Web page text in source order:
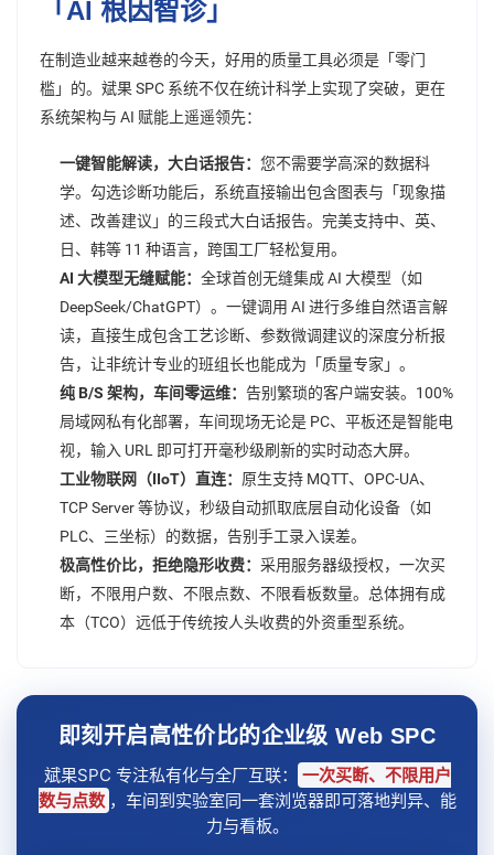
「AI 根因智诊」
在制造业越来越卷的今天，好用的质量工具必须是「零门
槛」的。斌果 SPC 系统不仅在统计科学上实现了突破，更在
系统架构与 AI 赋能上遥遥领先：
一键智能解读，大白话报告： 您不需要学高深的数据科
学。勾选诊断功能后，系统直接输出包含图表与「现象描
述、改善建议」的三段式大白话报告。完美支持中、英、
日、韩等 11 种语言，跨国工厂轻松复用。
AI 大模型无缝赋能： 全球首创无缝集成 AI 大模型（如
DeepSeek/ChatGPT）。一键调用 AI 进行多维自然语言解
读，直接生成包含工艺诊断、参数微调建议的深度分析报
告，让非统计专业的班组长也能成为「质量专家」。
纯 B/S 架构，车间零运维： 告别繁琐的客户端安装。100%
局域网私有化部署，车间现场无论是 PC、平板还是智能电
视，输入 URL 即可打开毫秒级刷新的实时动态大屏。
工业物联网（IIoT）直连： 原生支持 MQTT、OPC-UA、
TCP Server 等协议，秒级自动抓取底层自动化设备（如
PLC、三坐标）的数据，告别手工录入误差。
极高性价比，拒绝隐形收费： 采用服务器级授权，一次买
断，不限用户数、不限点数、不限看板数量。总体拥有成
本（TCO）远低于传统按人头收费的外资重型系统。
即刻开启高性价比的企业级 Web SPC
斌果SPC 专注私有化与全厂互联：
一次买断、不限用户
数与点数 ，车间到实验室同一套浏览器即可落地判异、能
力与看板。